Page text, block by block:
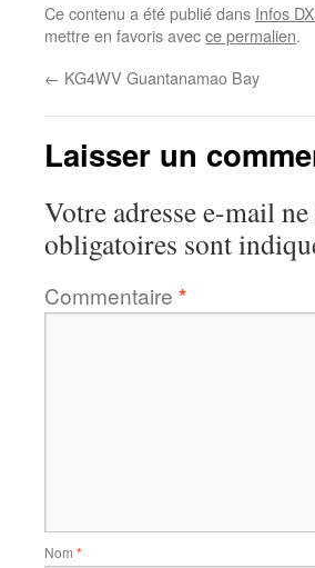
Ce contenu a été publié dans Infos DX
mettre en favoris avecce permalien.
← KG4WV Guantanamao Bay
Laisser un
Votre adresse e-mail
obligatoires sont
Commentaire *
Nom *